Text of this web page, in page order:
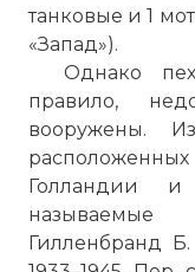
танковые и 1
«Запад»).
Однако
правило,
вооружены.
Голландии
называемые
Гилленбранд